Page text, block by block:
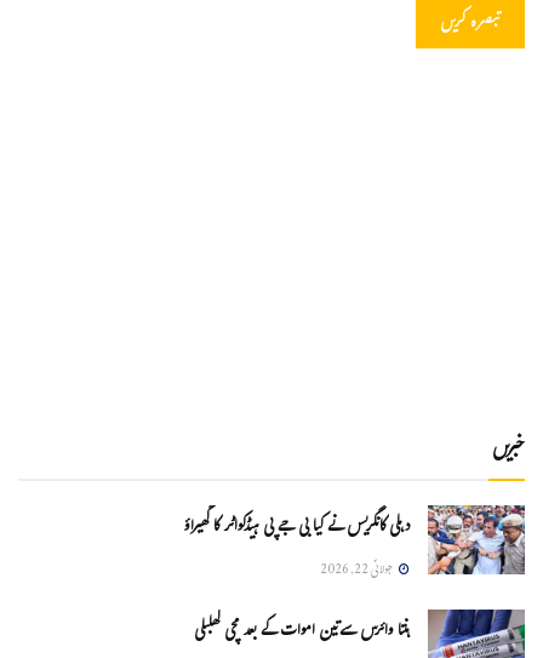
خبریں
دہلی کانگریس نے کیا بی جے پی ہیڈکواٹر کا گھیراؤ
جولائی 22, 2026
ہنتا وائرس سےتین اموات کے بعد مچی کھلبلی